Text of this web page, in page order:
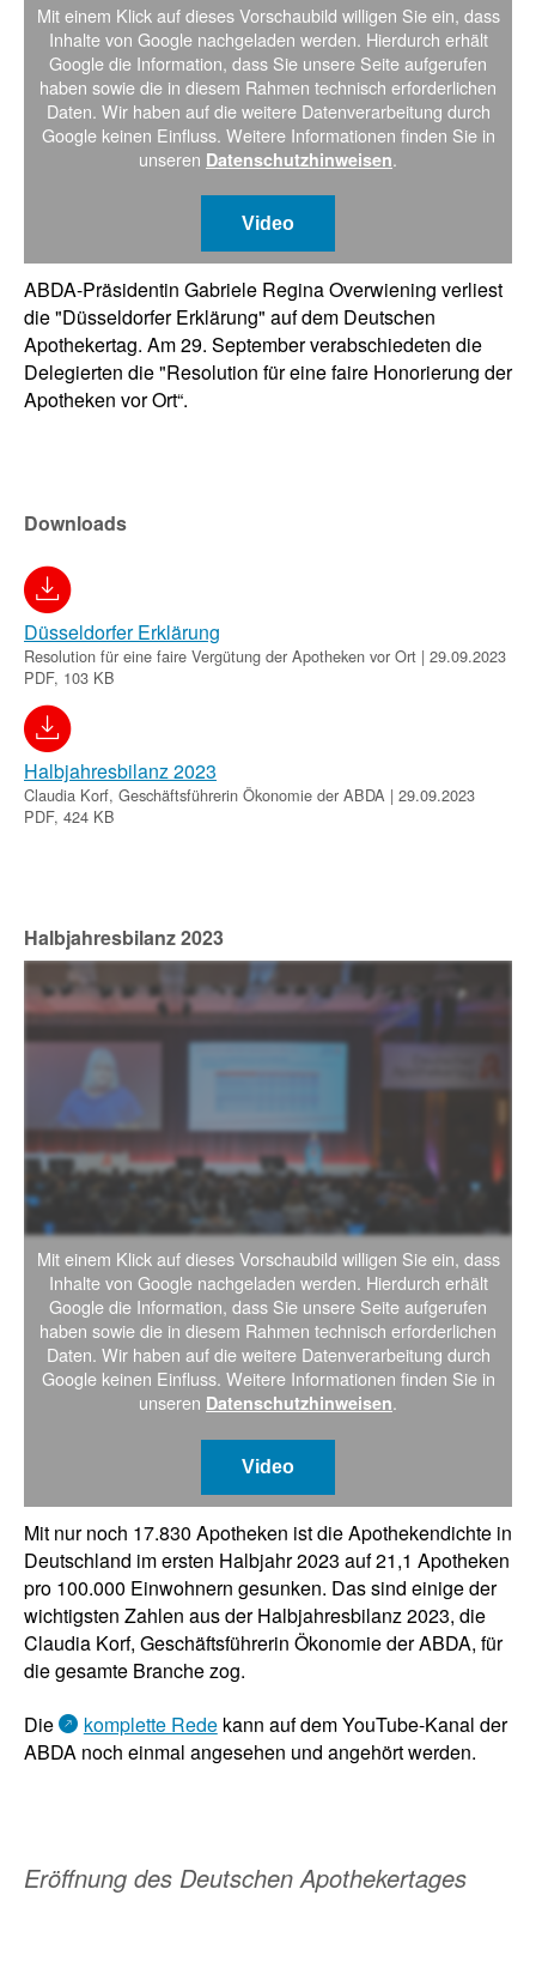
Mit einem Klick auf dieses Vorschaubild willigen Sie ein, dass
Inhalte von Google nachgeladen werden. Hierdurch erhält
Google die Information, dass Sie unsere Seite aufgerufen
haben sowie die in diesem Rahmen technisch erforderlichen
Daten. Wir haben auf die weitere Datenverarbeitung durch
Google keinen Einfluss. Weitere Informationen finden Sie in
unseren Datenschutzhinweisen.
Video
ABDA-Präsidentin Gabriele Regina Overwiening verliest
die "Düsseldorfer Erklärung" auf dem Deutschen
Apothekertag. Am 29. September verabschiedeten die
Delegierten die "Resolution für eine faire Honorierung der
Apotheken vor Ort“.
Downloads
Düsseldorfer Erklärung
Resolution für eine faire Vergütung der Apotheken vor Ort | 29.09.2023
PDF, 103 KB
Halbjahresbilanz 2023
Claudia Korf, Geschäftsführerin Ökonomie der ABDA | 29.09.2023
PDF, 424 KB
Halbjahresbilanz 2023
Mit einem Klick auf dieses Vorschaubild willigen Sie ein, dass
Inhalte von Google nachgeladen werden. Hierdurch erhält
Google die Information, dass Sie unsere Seite aufgerufen
haben sowie die in diesem Rahmen technisch erforderlichen
Daten. Wir haben auf die weitere Datenverarbeitung durch
Google keinen Einfluss. Weitere Informationen finden Sie in
unseren Datenschutzhinweisen.
Video
Mit nur noch 17.830 Apotheken ist die Apothekendichte in
Deutschland im ersten Halbjahr 2023 auf 21,1 Apotheken
pro 100.000 Einwohnern gesunken. Das sind einige der
wichtigsten Zahlen aus der Halbjahresbilanz 2023, die
Claudia Korf, Geschäftsführerin Ökonomie der ABDA, für
die gesamte Branche zog.
Die
komplette Redekann auf dem YouTube-Kanal der
ABDA noch einmal angesehen und angehört werden.
Eröffnung des Deutschen Apothekertages